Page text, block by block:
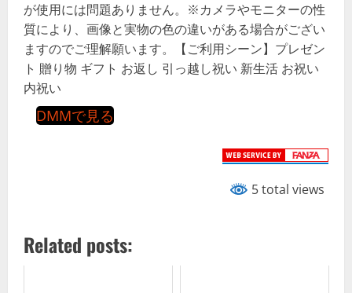
が使用には問題ありません。※カメラやモニターの性
質により、画像と実物の色の違いがある場合がござい
ますのでご理解願います。【ご利用シーン】プレゼン
ト 贈り物 ギフト お返し 引っ越し祝い 新生活 お祝い
内祝い
DMMで見る
5 total views
Related posts: